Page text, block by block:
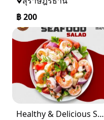
฿200
Healthy & Delicious Seafood Salad at Curry Hut – Order Now!